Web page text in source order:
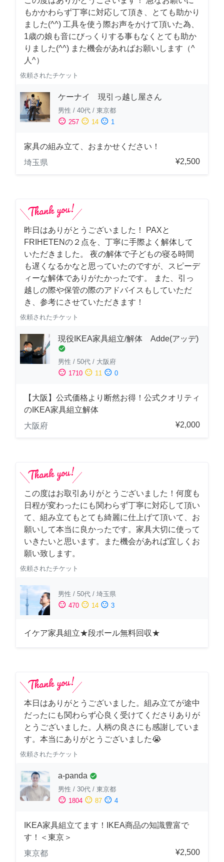
もかかわらず丁寧に対応して頂き、とても助かり
ました(^^) 工具を使う際お声をかけて頂いた為、
1歳の娘も音にびっくりする事もなくとても助か
りました(^^) また機会があればお願いします（^
人^）
依頼されたチケット
ケーナイ 現引っ越し屋さん
男性 / 40代 / 東京都
sentiment_satisfied 257 sentiment_neutral 14 sentiment_dissatisfied 1
家具の組み立て、おまかせください！
埼玉県
¥2,500
昨日はありがとうございました！ PAXと
FRIHETENの２点を、丁寧に手際よく解体して
いただきました。 夜の解体で子どもの寝る時間
も遅くなるかなと思っていたのですが、スピーデ
ィーな解体でありがたかったです。 また、引っ
越しの際や保管の際のアドバイスもしていただ
き、参考にさせていただきます！
依頼されたチケット
現役IKEA家具組立/解体 Adde(アッデ)
check_circle
男性 / 50代 / 大阪府
sentiment_satisfied 1710 sentiment_neutral 11 sentiment_dissatisfied 0
【大阪】公式価格より断然お得！公式クオリティ
のIKEA家具組立解体
大阪府
¥2,000
この度はお取引ありがとうございました！何度も
日程が変わったにも関わらず丁寧に対応して頂い
て、組み立てもとても綺麗に仕上げて頂いて、お
願いして本当に良かったです。家具大切に使って
いきたいと思います。また機会があれば宜しくお
願い致します。
依頼されたチケット
男性 / 50代 / 埼玉県
sentiment_satisfied 470 sentiment_neutral 14 sentiment_dissatisfied 3
イケア家具組立★段ボール無料回収★
本日はありがとうございました。組み立てが途中
だったにも関わらず心良く受けてくださりありが
とうございました。人柄の良さにも感謝していま
す。本当にありがとうございました😭
依頼されたチケット
a-panda check_circle
男性 / 30代 / 東京都
sentiment_satisfied 1804 sentiment_neutral 87 sentiment_dissatisfied 4
IKEA家具組立てます！IKEA商品の知識豊富で
す！＜東京＞
東京都
¥2,500